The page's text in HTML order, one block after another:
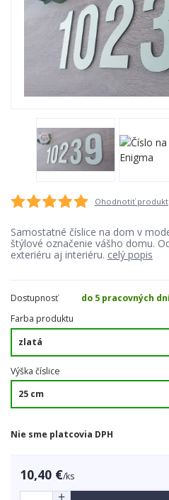
Ohodnotiť produkt
Samostatné číslice na dom v
štýlové označenie vášho domu.
exteriéru aj interiéru. celý popis
Dostupnosť
do 5 pracovných
Farba produktu
Výška číslice
Nie sme platcovia DPH
10,40 €/ks